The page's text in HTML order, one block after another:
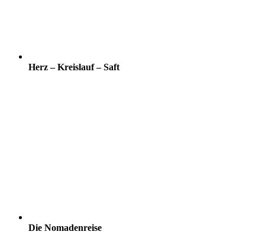
Herz – Kreislauf – Saft
Die Nomadenreise